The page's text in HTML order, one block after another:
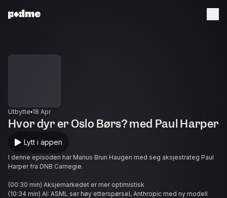
Utbytte 18 Apr
Hvor dyr er Oslo Børs? med Paul Harper
Lytt i appen
I denne episoden har Marius Brun Haugen med seg aksjestrateg Paul
Harper fra DNB Carnegie.
(00:30 min) Aksjemarkedet er mer optimistisk
(10:34 min) AI: ASML ser høy etterspørsel, Anthropic med ny modell